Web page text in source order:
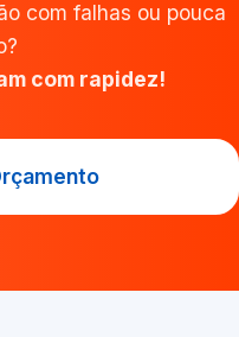
com falhas ou pouca
com rapidez!